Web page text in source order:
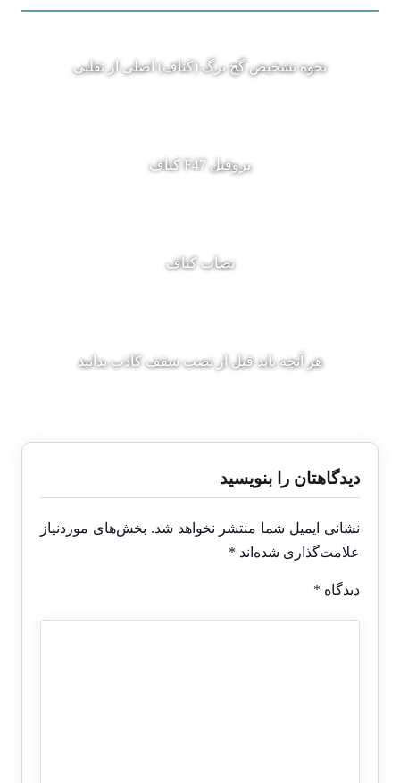
نحوه تشخیص گچ برگ (کناف) اصلی از تقلبی
پروفیل F47 کناف
نصاب کناف
هر آنچه باید قبل از نصب سقف کاذب بدانید
دیدگاهتان را بنویسید
نشانی ایمیل شما منتشر نخواهد شد. بخش‌های موردنیاز
علامت‌گذاری شده‌اند *
دیدگاه *